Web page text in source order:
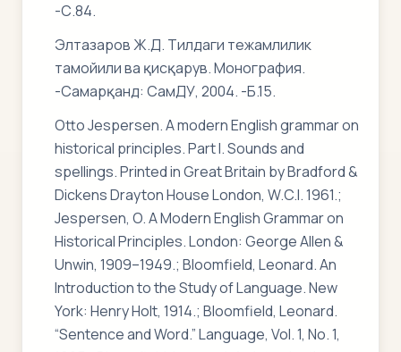
-С.84.
Элтазаров Ж.Д. Тилдаги тежамлилик
тамойили ва қисқарув. Монография.
-Самарқанд: СамДУ, 2004. -Б.15.
Otto Jespersen. A modern English grammar on
historical principles. Part I. Sounds and
spellings. Printed in Great Britain by Bradford &
Dickens Drayton House London, W.C.I. 1961.;
Jespersen, O. A Modern English Grammar on
Historical Principles. London: George Allen &
Unwin, 1909–1949.; Bloomfield, Leonard. An
Introduction to the Study of Language. New
York: Henry Holt, 1914.; Bloomfield, Leonard.
“Sentence and Word.” Language, Vol. 1, No. 1,